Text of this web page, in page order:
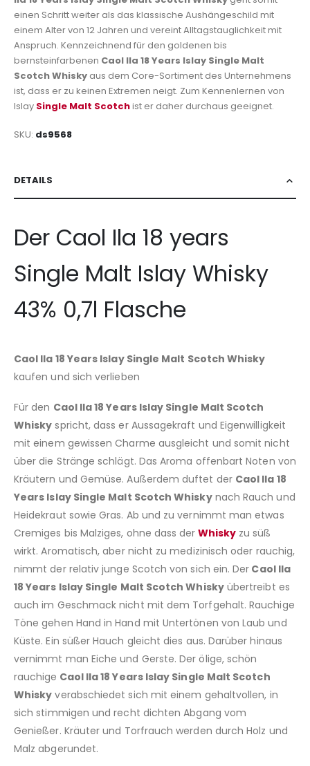
einen Schritt weiter als das klassische Aushängeschild mit
einem Alter von 12 Jahren und vereint Alltagstauglichkeit mit
Anspruch. Kennzeichnend für den goldenen bis
bernsteinfarbenen Caol Ila 18 Years Islay Single Malt
Scotch Whisky aus dem Core-Sortiment des Unternehmens
ist, dass er zu keinen Extremen neigt. Zum Kennenlernen von
Islay Single Malt Scotchist er daher durchaus geeignet.
SKU ds9568
DETAILS
Der Caol Ila 18 years
Single Malt Islay Whisky
43% 0,7l Flasche
Caol Ila 18 Years Islay Single Malt Scotch Whisky
kaufen und sich verlieben
Für den Caol Ila 18 Years Islay Single Malt Scotch
Whisky spricht, dass er Aussagekraft und Eigenwilligkeit
mit einem gewissen Charme ausgleicht und somit nicht
über die Stränge schlägt. Das Aroma offenbart Noten von
Kräutern und Gemüse. Außerdem duftet der Caol Ila 18
Years Islay Single Malt Scotch Whiskynach Rauch und
Heidekraut sowie Gras. Ab und zu vernimmt man etwas
Cremiges bis Malziges, ohne dass der Whisky zu süß
wirkt. Aromatisch, aber nicht zu medizinisch oder rauchig,
nimmt der relativ junge Scotch von sich ein. Der Caol Ila
18 Years Islay Single Malt Scotch Whiskyübertreibt es
auch im Geschmack nicht mit dem Torfgehalt. Rauchige
Töne gehen Hand in Hand mit Untertönen von Laub und
Küste. Ein süßer Hauch gleicht dies aus. Darüber hinaus
vernimmt man Eiche und Gerste. Der ölige, schön
rauchige Caol Ila 18 Years Islay Single Malt Scotch
Whisky verabschiedet sich mit einem gehaltvollen, in
sich stimmigen und recht dichten Abgang vom
Genießer. Kräuter und Torfrauch werden durch Holz und
Malz abgerundet.